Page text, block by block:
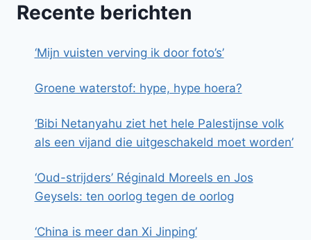
Recente berichten
‘Mijn vuisten verving ik door foto’s’
Groene waterstof: hype, hype hoera?
‘Bibi Netanyahu ziet het hele Palestijnse volk
als een vijand die uitgeschakeld moet worden’
‘Oud-strijders’ Réginald Moreels en Jos
Geysels: ten oorlog tegen de oorlog
‘China is meer dan Xi Jinping’